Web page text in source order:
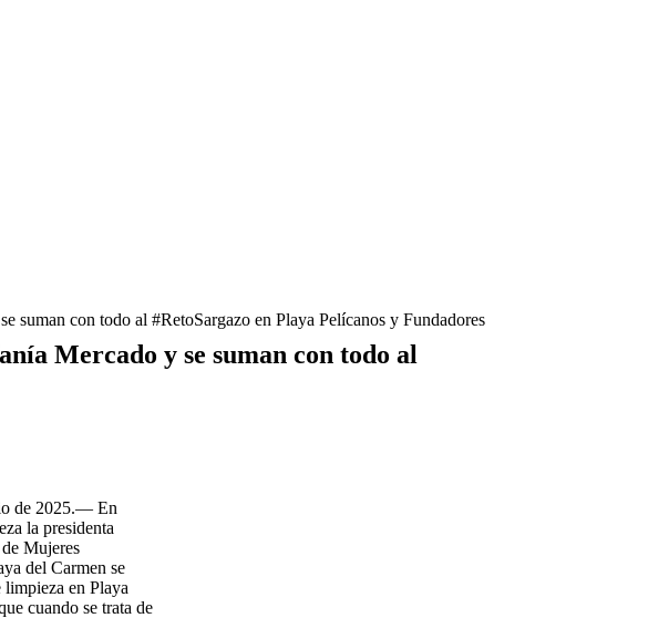
suman con todo al #RetoSargazo en Playa Pelícanos y Fundadores
Mercado y se suman con todo al
de 2025.— En
la presidenta
Mujeres
del Carmen se
en Playa
cuando se trata de